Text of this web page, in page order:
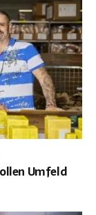
Umfeld